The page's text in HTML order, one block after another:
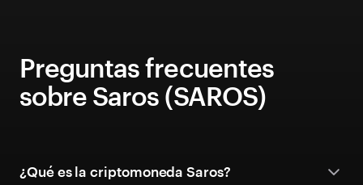
Preguntas frecuentes
sobre Saros (SAROS)
¿Qué es la criptomoneda Saros?